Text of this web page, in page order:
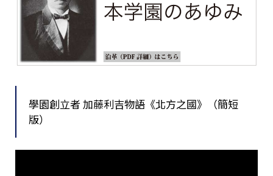
學園創立者 加藤利吉物語《北方之國》（簡短
版）